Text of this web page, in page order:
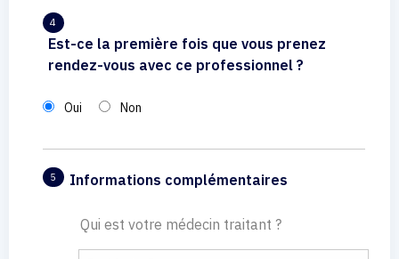
4
Est-ce la première fois que vous prenez
rendez-vous avec ce professionnel ?
Oui Non
5 Informations complémentaires
Qui est votre médecin traitant ?